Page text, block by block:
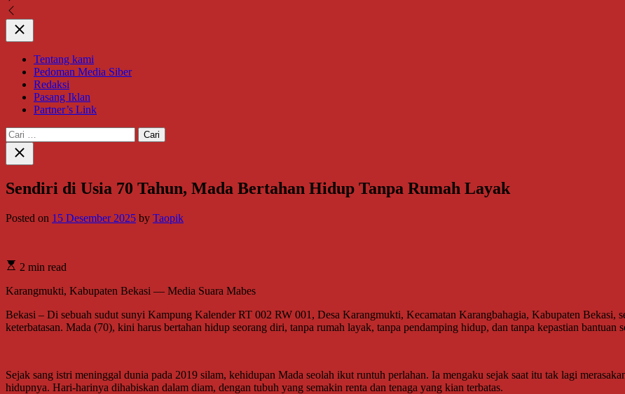
Close
Tentang kami
Pedoman Media Siber
Redaksi
Pasang Iklan
Partner’s Link
Cari
untuk:
Close
search
Sendiri di Usia 70 Tahun, Mada Bertahan Hidup Tanpa Rumah Layak
Posted on 15 Desember 2025 by Taopik
2 min read
Karangmukti, Kabupaten Bekasi — Media Suara Mabes
Bekasi – Di sebuah sudut sunyi Kampung Kalender RT 002 RW 001, Desa Karangmukti, Kecamatan Karangbahagia, Kabupaten Bekasi,
keterbatasan. Mada (70), kini harus bertahan hidup seorang diri, tanpa rumah layak, tanpa pendamping hidup, dan tanpa kepastian bantuan
Sejak sang istri meninggal dunia pada 2019 silam, kehidupan Mada seolah ikut runtuh perlahan. Ia mengaku sejak saat itu tak lagi
hidupnya. Hari-harinya dihabiskan dalam diam, dengan tubuh yang semakin renta dan tenaga yang kian terbatas.